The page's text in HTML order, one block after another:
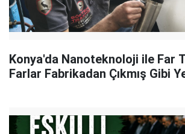
Konya'da Nanoteknoloji ile Far
Farlar Fabrikadan Çıkmış Gibi